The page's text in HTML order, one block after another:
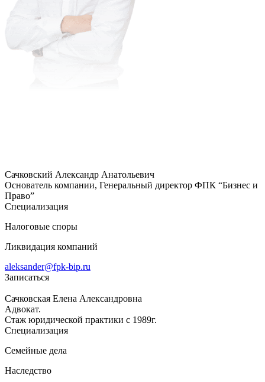
Сачковский Александр Анатольевич
Основатель компании, Генеральный директор ФПК “Бизнес и
Право”
Специализация
Налоговые споры
Ликвидация компаний
aleksander@fpk-bip.ru
Записаться
Сачковская Елена Александровна
Адвокат.
Стаж юридической практики с 1989г.
Специализация
Семейные дела
Наследство